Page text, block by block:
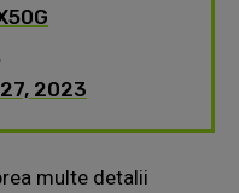
2023
multe detalii